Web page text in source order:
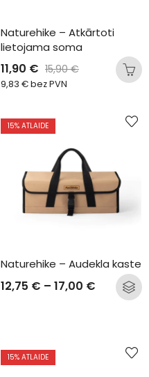
Naturehike – Atkārtoti
lietojama soma
11,90 € 15,90€
9,83 €bez PVN
15% ATLAIDE
Naturehike – Audekla kaste
12,75 € – 17,00 €
15% ATLAIDE